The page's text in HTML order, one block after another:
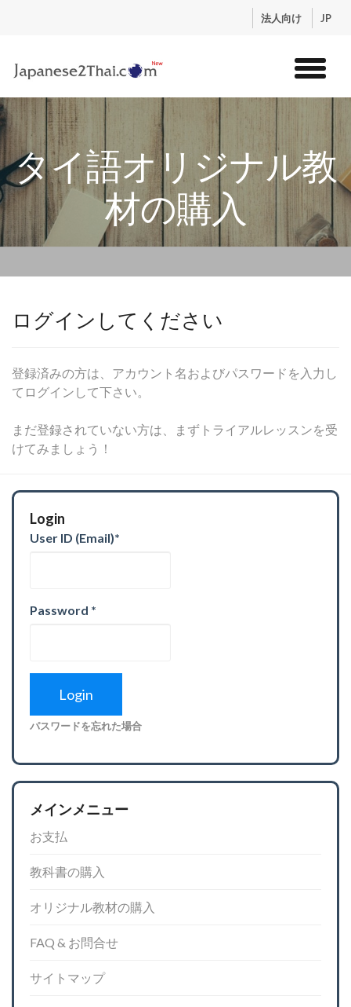
法人向け JP
トップ
サービス
コンテンツ
講師紹介
料金
お申込流れ
タイ語オリジナル教
材の購入
ログインしてください
登録済みの方は、アカウント名およびパスワードを入力し
てログインして下さい。
まだ登録されていない方は、まずトライアルレッスンを受
けてみましょう！
Login
User ID (Email)*
Password *
パスワードを忘れた場合
メインメニュー
お支払
教科書の購入
オリジナル教材の購入
FAQ & お問合せ
サイトマップ